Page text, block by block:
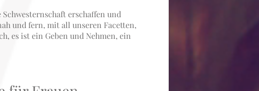
erschaffen und
und fern, mit all unseren Facetten,
es ist ein Geben und Nehmen, ein